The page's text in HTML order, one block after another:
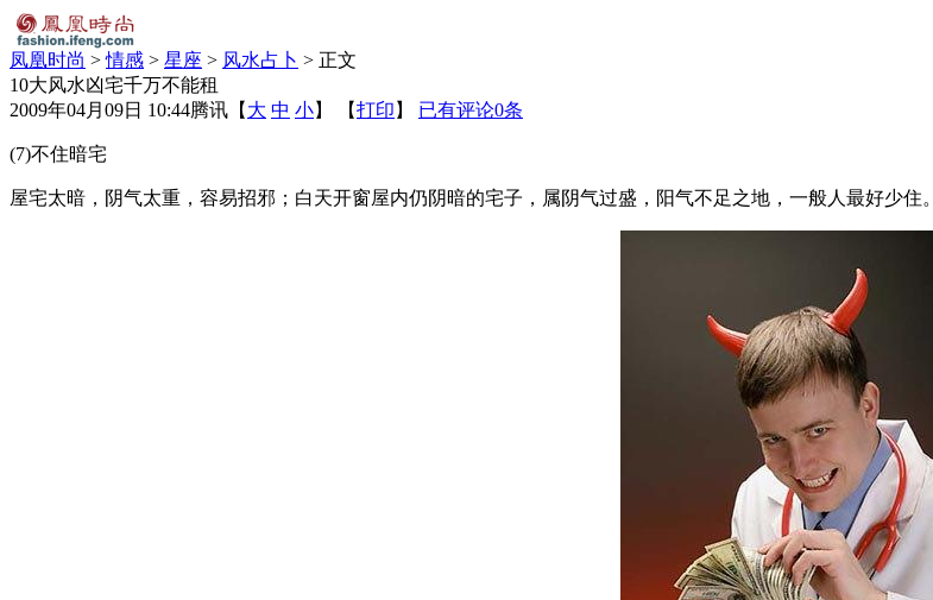
凤凰时尚 >情感 > 星座 > 风水占卜 > 正文
10大风水凶宅千万不能租
2009年04月09日 10:44腾讯 【 大 中 小】 【打印 】 已有评论0条
(7)不住暗宅
屋宅太暗，阴气太重，容易招邪；白天开窗屋内仍阴暗的宅子，属阴气过盛，阳气不足之地，一般人最好少住。